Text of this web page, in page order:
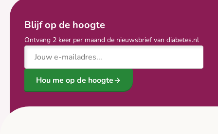
Blijf op de hoogte
Ontvang 2 keer per maand de nieuwsbrief van diabetes.nl
E-mailadres
Hou me op de hoogte